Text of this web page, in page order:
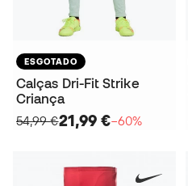
ESGOTADO
Calças Dri-Fit Strike
Criança
54,99 €21,99 €−60%